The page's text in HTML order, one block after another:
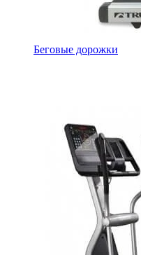
Беговые дорожки